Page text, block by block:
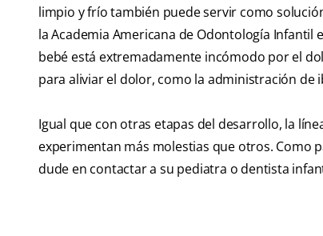
limpio y frío también puede servir como
la Academia Americana de Odontología Infantil
bebé está extremadamente incómodo por el
para aliviar el dolor, como la administración de
Igual que con otras etapas del desarrollo, la
experimentan más molestias que otros. Como
dude en contactar a su pediatra o dentista